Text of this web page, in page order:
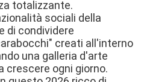
totalizzante.
sociali della
di condividere
creati all'interno
una galleria d'arte
crescere ogni giorno.